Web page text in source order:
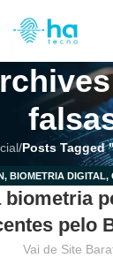
/Posts Tagged
, BIOMETRIA DIGITAL,
biometria
pelo
Vai de Site